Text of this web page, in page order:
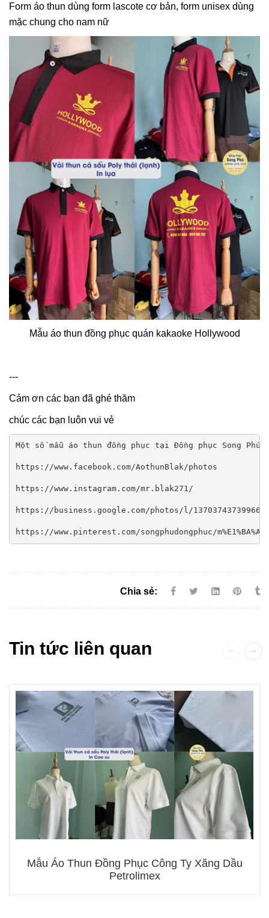
Form áo thun dùng form lascote cơ bản, form unisex dùng
mặc chung cho nam nữ
Mẫu áo thun đồng phục quán kakaoke Hollywood
---
Cảm ơn các bạn đã ghé thăm
chúc các bạn luôn vui vẻ
Một số mẫu áo thun đồng phục tại Đồng phục Song Phú
https://www.facebook.com/AothunBlak/photos
https://www.instagram.com/mr.blak271/
https://business.google.com/photos/l/
https://www.pinterest.com/songphudongphuc/m%E1%BA%ABu-
Chia sẻ:
Tin tức liên quan
Mẫu Áo Thun Đồng Phục Công Ty Xăng Dầu
Petrolimex